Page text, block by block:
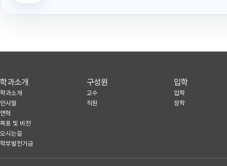
학과소개
학과소개
인사말
연혁
목표 및 비전
오시는길
학부발전기금
구성원
교수
직원
입학
입학
장학